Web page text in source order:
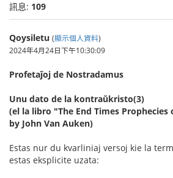
訊息: 109
Qoysiletu (顯示個人資料)
2024年4月24日下午10:30:09
Profetaĵoj de Nostradamus
Unu dato de la kontraŭkristo(3)
(el la libro "The End Times Prophecies
by John Van Auken)
Estas nur du kvarliniaj versoj kie la
estas eksplicite uzata: